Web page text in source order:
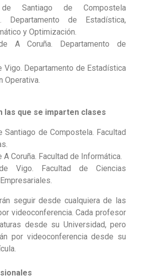
de Santiago de Compostela
Departamento de Estadística,
y Optimización.
A Coruña. Departamento de
Vigo. Departamento de Estadística
Operativa.
las que se imparten clases
Santiago de Compostela. Facultad
Coruña. Facultad de Informática.
Vigo. Facultad de Ciencias
seguir desde cualquiera de las
videoconferencia. Cada profesor
desde su Universidad, pero
por videoconferencia desde su